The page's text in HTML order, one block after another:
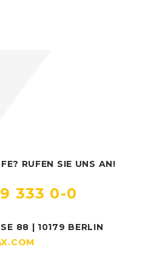
RUFEN SIE UNS AN!
333 0-0
88 | 10179 BERLIN